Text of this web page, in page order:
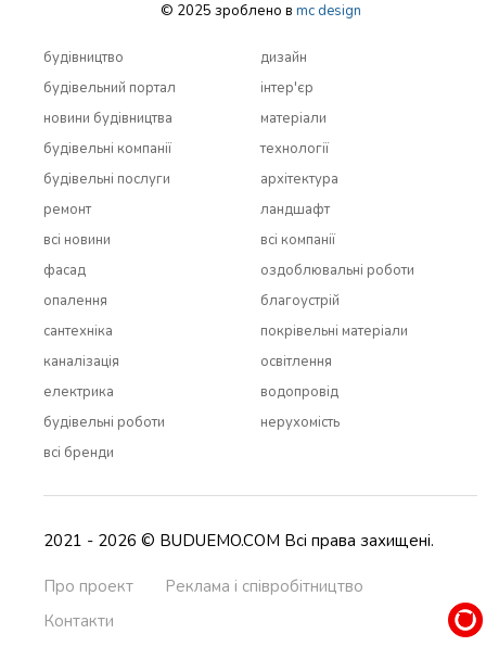
© 2025 зроблено в mc design
будівництво
будівельний портал
новини будівництва
будівельні компанії
будівельні послуги
ремонт
всi новини
дизайн
інтер'єр
матеріали
технології
архітектура
ландшафт
всi компанії
фасад
опалення
сантехніка
каналізація
електрика
будівельні роботи
всi бренди
оздоблювальні роботи
благоустрій
покрівельні матеріали
освітлення
водопровід
нерухомість
2021 - 2026 © BUDUEMO.COM Всі права захищені.
Про проект
Реклама і співробітництво
Контакти